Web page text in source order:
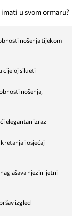
u svom ormaru?
nošenja tijekom
cijeloj silueti
nošenja,
elegantan izraz
i osjećaj
njezin ljetni
izgled